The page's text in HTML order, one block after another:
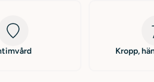
også av vær og miljø, og kan
bortskjemt – hver dag. Vi i Q for
Kropp,